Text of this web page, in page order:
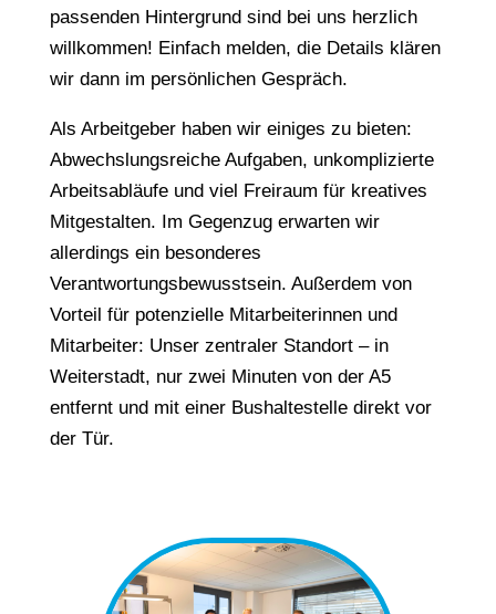
passenden Hintergrund sind bei uns herzlich
willkommen! Einfach melden, die Details klären
wir dann im persönlichen Gespräch.
Als Arbeitgeber haben wir einiges zu bieten:
Abwechslungsreiche Aufgaben, unkomplizierte
Arbeitsabläufe und viel Freiraum für kreatives
Mitgestalten. Im Gegenzug erwarten wir
allerdings ein besonderes
Verantwortungsbewusstsein. Außerdem von
Vorteil für potenzielle Mitarbeiterinnen und
Mitarbeiter: Unser zentraler Standort – in
Weiterstadt, nur zwei Minuten von der A5
entfernt und mit einer Bushaltestelle direkt vor
der Tür.